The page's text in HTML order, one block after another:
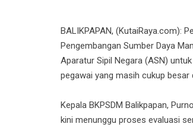
BALIKPAPAN, (KutaiRaya.com):
Pengembangan Sumber Daya
Aparatur Sipil Negara (ASN)
pegawai yang masih cukup
Kepala BKPSDM Balikpapan,
kini menunggu proses evaluasi